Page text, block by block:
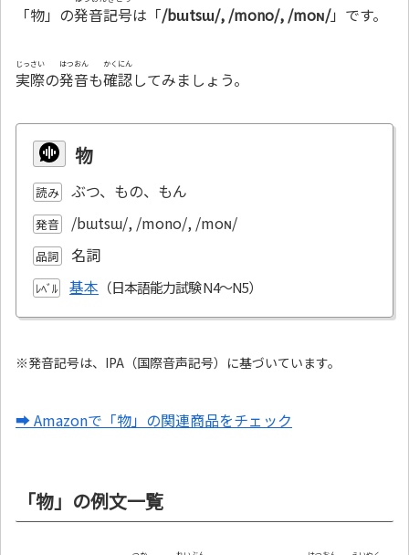
「物」の発音記号は「/bɯtsɯ/, /mono/, /moɴ/」です。
実際
じっさい
の発音
はつおん
も確認
かくにん
してみましょう。
物
読み ぶつ、もの、もん
発音 /bɯtsɯ/, /mono/, /moɴ/
品詞 名詞
ﾚﾍﾞﾙ 基本
※発音記号は、IPA（国際音声記号）に基づいています。
➡ Amazonで「物」の関連商品をチェック
「物」の例文一覧